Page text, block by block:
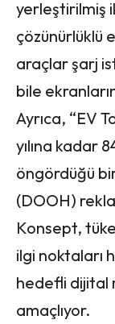
yerleştirilmiş
çözünürlüklü
araçlar şarj
bile
Ayrıca, “EV
yılına kadar
öngördüğü
(DOOH)
Konsept,
ilgi noktaları
hedefli dijital
amaçlıyor.